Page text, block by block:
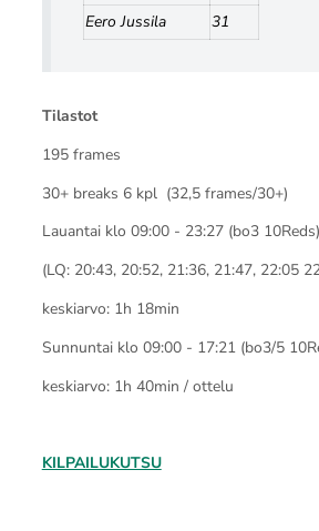
Eero Jussila
31
Tilastot
195 frames
30+ breaks 6 kpl (32,5 frames/30+)
Lauantai klo 09:00 - 23:27 (bo3 10Reds)
(LQ: 20:43, 20:52, 21:36, 21:47, 22:05
keskiarvo: 1h 18min
Sunnuntai klo 09:00 - 17:21 (bo3/5
keskiarvo: 1h 40min / ottelu
KILPAILUKUTSU